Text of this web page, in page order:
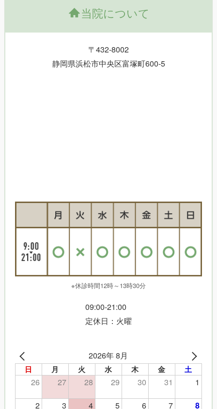
当院について
〒432-8002
静岡県浜松市中央区富塚町600-5
※休診時間12時～13時30分
09:00-21:00
定休日：火曜
2026年 8月
日 月 火 水 木 金 土
26 27 28 29 30 31
1
2
3 4 5 6 7 8